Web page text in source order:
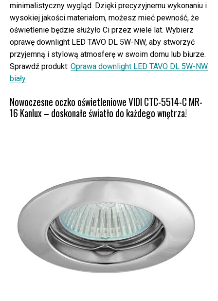
minimalistyczny wygląd. Dzięki precyzyjnemu wykonaniu i
wysokiej jakości materiałom, możesz mieć pewność, że
oświetlenie będzie służyło Ci przez wiele lat. Wybierz
oprawę downlight LED TAVO DL 5W-NW, aby stworzyć
przyjemną i stylową atmosferę w swoim domu lub biurze.
Sprawdź produkt: Oprawa downlight LED TAVO DL 5W-NW
biały
Nowoczesne oczko oświetleniowe VIDI CTC-5514-C MR-
16 Kanlux – doskonałe światło do każdego wnętrza!